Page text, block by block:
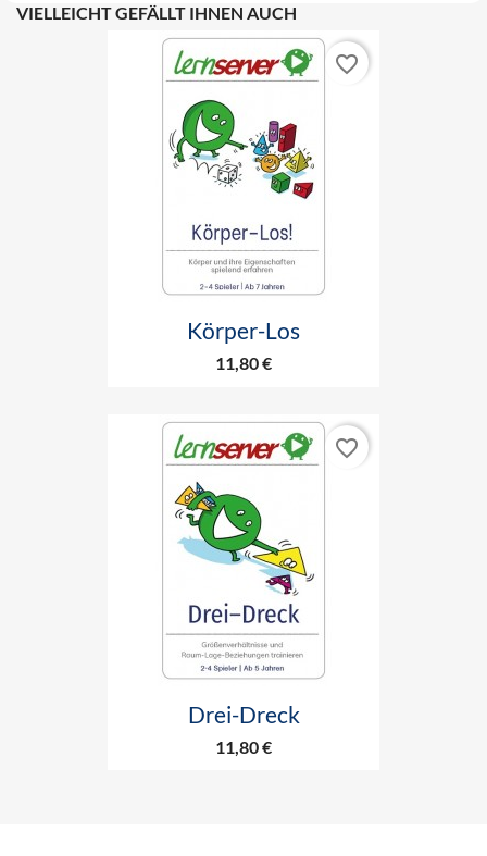
VIELLEICHT GEFÄLLT IHNEN AUCH
Körper-Los
11,80 €
favorite_border
Drei-Dreck
11,80 €
favorite_border